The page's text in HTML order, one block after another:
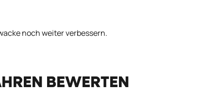
noch weiter verbessern.
BEWERTEN